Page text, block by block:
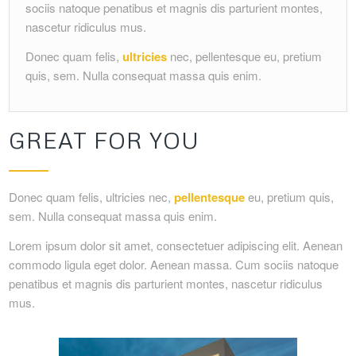
sociis natoque penatibus et magnis dis parturient montes,
nascetur ridiculus mus.
Donec quam felis,ultricies nec, pellentesque eu, pretium
quis, sem. Nulla consequat massa quis enim.
GREAT FOR YOU
Donec quam felis, ultricies nec,pellentesqueeu, pretium quis,
sem. Nulla consequat massa quis enim.
Lorem ipsum dolor sit amet, consectetuer adipiscing elit. Aenean
commodo ligula eget dolor. Aenean massa. Cum sociis natoque
penatibus et magnis dis parturient montes, nascetur ridiculus
mus.